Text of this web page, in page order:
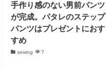
手作り感のない男前パンツ
が完成。パタレのステップ
パンツはプレゼントにおす
すめ
sewing 7